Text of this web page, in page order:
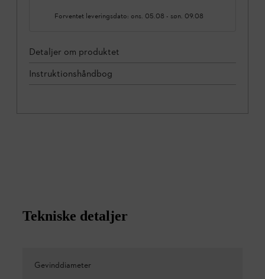
Forventet leveringsdato: ons. 05.08 - søn. 09.08
Detaljer om produktet
Instruktionshåndbog
Tekniske detaljer
Gevinddiameter